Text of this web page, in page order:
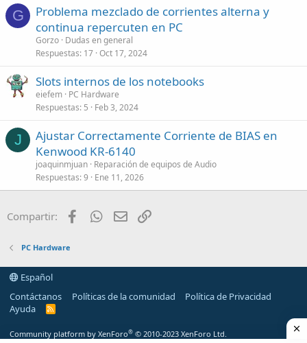
G
Problema mezclado de corrientes alterna y
continua repercuten en PC
Gorzo Dudas en general
Respuestas 17 Oct 17, 2024
Slots internos de los notebooks
eiefem PC Hardware
Respuestas 5 Feb 3, 2024
J
Ajustar Correctamente Corriente de BIAS en
Kenwood KR-6140
joaquinmjuan Reparación de equipos de Audio
Respuestas 9 Ene 11, 2026
Compartir: FacebookWhatsApp
Email
PC Hardware
Español
Contáctanos
Políticas de la comunidad
Política de Privacidad
Ayuda
R
Community platform by XenForo® © 2010-2023 XenForo Ltd.